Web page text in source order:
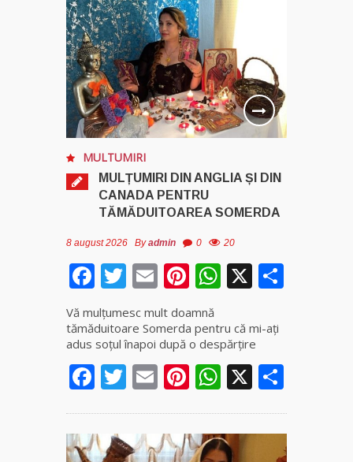
MULTUMIRI
MULȚUMIRI DIN ANGLIA ȘI DIN
CANADA PENTRU
TĂMĂDUITOAREA SOMERDA
8 august 2026 Byadmin 0 20
Facebook
Twitter
EmailPinterest
WhatsApp
X
Vă mulţumesc mult doamnă
tămăduitoare Somerda pentru că mi-aţi
adus soţul înapoi după o despărţire
Facebook
Twitter
EmailPinterest
WhatsApp
X